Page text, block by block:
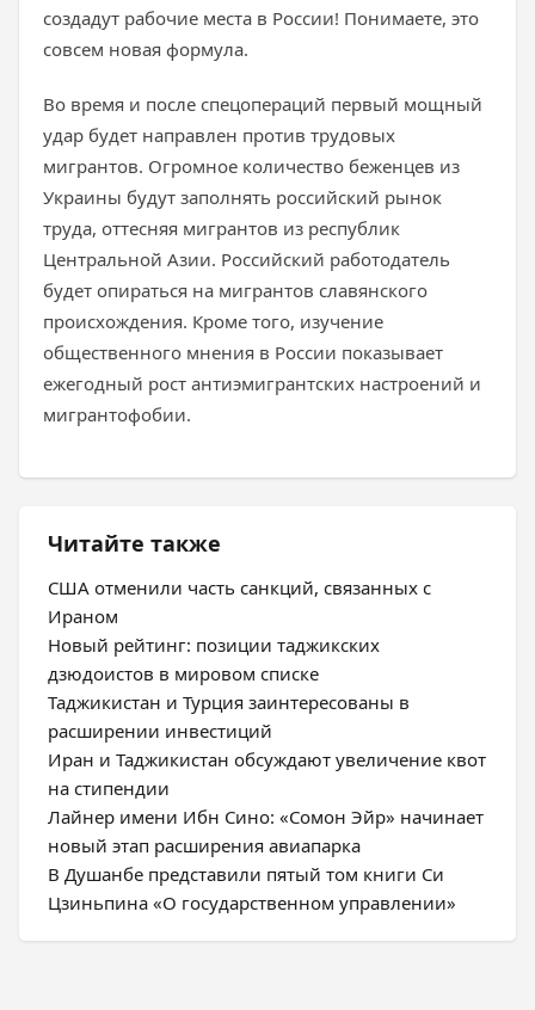
создадут рабочие места в России! Понимаете, это
совсем новая формула.
Во время и после спецопераций первый мощный
удар будет направлен против трудовых
мигрантов. Огромное количество беженцев из
Украины будут заполнять российский рынок
труда, оттесняя мигрантов из республик
Центральной Азии. Российский работодатель
будет опираться на мигрантов славянского
происхождения. Кроме того, изучение
общественного мнения в России показывает
ежегодный рост антиэмигрантских настроений и
мигрантофобии.
Читайте также
США отменили часть санкций, связанных с
Ираном
Новый рейтинг: позиции таджикских
дзюдоистов в мировом списке
Таджикистан и Турция заинтересованы в
расширении инвестиций
Иран и Таджикистан обсуждают увеличение квот
на стипендии
Лайнер имени Ибн Сино: «Сомон Эйр» начинает
новый этап расширения авиапарка
В Душанбе представили пятый том книги Си
Цзиньпина «О государственном управлении»